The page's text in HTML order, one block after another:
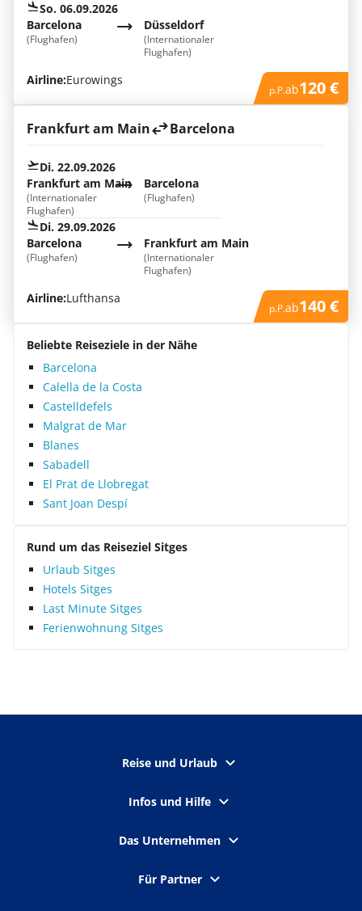
So. 06.09.2026
Düsseldorf
(Internationaler
Flughafen)
Barcelona
(Flughafen)
Airline:Eurowings
p.P.ab120 €
Frankfurt am Main Barcelona
Di. 22.09.2026
Frankfurt am Main
(Internationaler
Flughafen)
Barcelona
(Flughafen)
Di. 29.09.2026
Frankfurt am Main
(Internationaler
Flughafen)
Barcelona
(Flughafen)
Airline:Lufthansa
p.P.ab140 €
Beliebte Reiseziele in der Nähe
Barcelona
Calella de la Costa
Castelldefels
Malgrat de Mar
Blanes
Sabadell
El Prat de Llobregat
Sant Joan Despí
Rund um das Reiseziel Sitges
Urlaub Sitges
Hotels Sitges
Last Minute Sitges
Ferienwohnung Sitges
Reise und Urlaub
Infos und Hilfe
Das Unternehmen
Für Partner